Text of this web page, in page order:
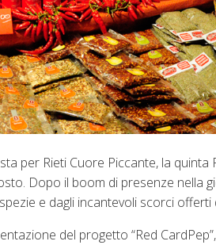
per Rieti Cuore Piccante, la
Dopo il boom di presenze nella
e dagli incantevoli scorci offerti
del progetto “Red